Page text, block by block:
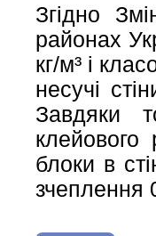
Згідно
районах
кг/м³ і
несучі
Завдяки
клейового
блоки в
зчеплення